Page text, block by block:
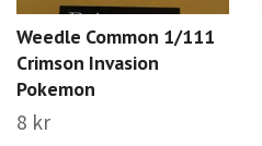
Weedle Common 1/111
Crimson Invasion
Pokemon
8 kr